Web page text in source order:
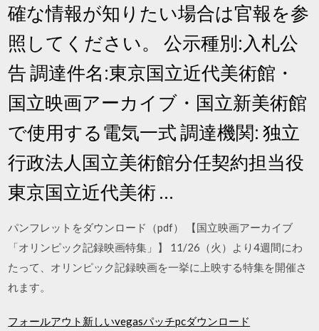
確な情報が知りたい場合は官報を参
照してください。 公示種別:入札公
告 調達件名:東京国立近代美術館・
国立映画アーカイブ・国立新美術館
で使用する電気一式 調達機関: 独立
行政法人国立美術館分任契約担当役
東京国立近代美術 …
パンフレットをダウンロード（pdf） 【国立映画アーカイブ
「オリンピック記録映画特集」】 11/26（火）より4週間にわ
たって、オリンピック記録映画を一挙に上映する特集を開催さ
れます。
フォールアウト新しいvegasパッチpcダウンロード